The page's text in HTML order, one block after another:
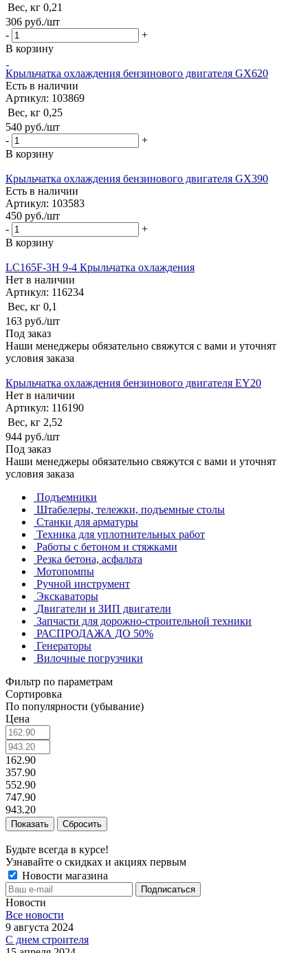
Вес, кг 0,21
306 руб./шт
-
+
В корзину
Крыльчатка охлаждения бензинового двигателя GX620
Есть в наличии
Артикул: 103869
Вес, кг 0,25
540 руб./шт
-
+
В корзину
Крыльчатка охлаждения бензинового двигателя GX390
Есть в наличии
Артикул: 103583
450 руб./шт
-
+
В корзину
LC165F-3H 9-4 Крыльчатка охлаждения
Нет в наличии
Артикул: 116234
Вес, кг 0,1
163 руб./шт
Под заказ
Наши менеджеры обязательно свяжутся с вами и уточнят
условия заказа
Крыльчатка охлаждения бензинового двигателя EY20
Нет в наличии
Артикул: 116190
Вес, кг 2,52
944 руб./шт
Под заказ
Наши менеджеры обязательно свяжутся с вами и уточнят
условия заказа
Подъемники
Штабелеры, тележки, подъемные столы
Станки для арматуры
Техника для уплотнительных работ
Работы с бетоном и стяжками
Резка бетона, асфальта
Мотопомпы
Ручной инструмент
Экскаваторы
Двигатели и ЗИП двигатели
Запчасти для дорожно-строительной техники
РАСПРОДАЖА ДО 50%
Генераторы
Вилочные погрузчики
Фильтр по параметрам
Сортировка
По популярности (убывание)
Цена
162.90
357.90
552.90
747.90
943.20
Сбросить
Будьте всегда в курсе!
Узнавайте о скидках и акциях первым
Новости магазина
Новости
Все новости
9 августа 2024
С днем строителя